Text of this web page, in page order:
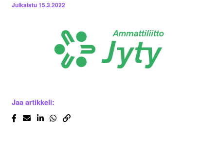
Julkaistu15.3.2022
Jaa artikkeli: